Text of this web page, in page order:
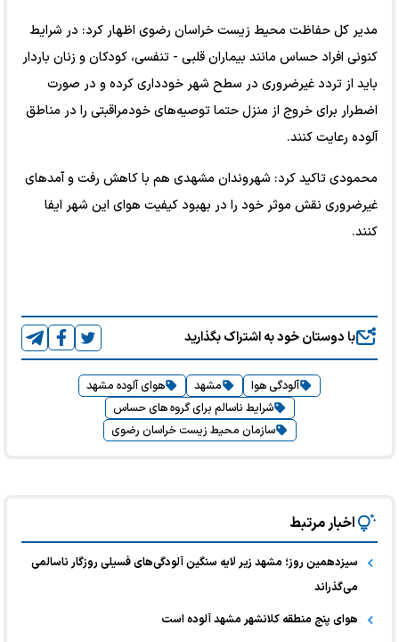
مدیر کل حفاظت محیط زیست خراسان رضوی اظهار کرد: در شرایط
کنونی افراد حساس مانند بیماران قلبی - تنفسی، کودکان و زنان باردار
باید از تردد غیرضروری در سطح شهر خودداری کرده و در صورت
اضطرار برای خروج از منزل حتما توصیه‌های خودمراقبتی را در مناطق
آلوده رعایت کنند.
محمودی تاکید کرد: شهروندان مشهدی هم با کاهش رفت و آمدهای
غیرضروری نقش موثر خود را در بهبود کیفیت هوای این شهر ایفا
کنند.
با دوستان خود به اشتراک بگذارید
آلودگی هوا مشهد
هوای آلوده مشهد
شرایط ناسالم برای گروه های حساس
سازمان محیط زیست خراسان رضوی
اخبار مرتبط
سیزدهمین روز؛ مشهد زیر لایه‌ سنگین آلودگی‌های فسیلی روزگار ناسالمی
می‌گذراند
هوای پنج منطقه کلانشهر مشهد آلوده است